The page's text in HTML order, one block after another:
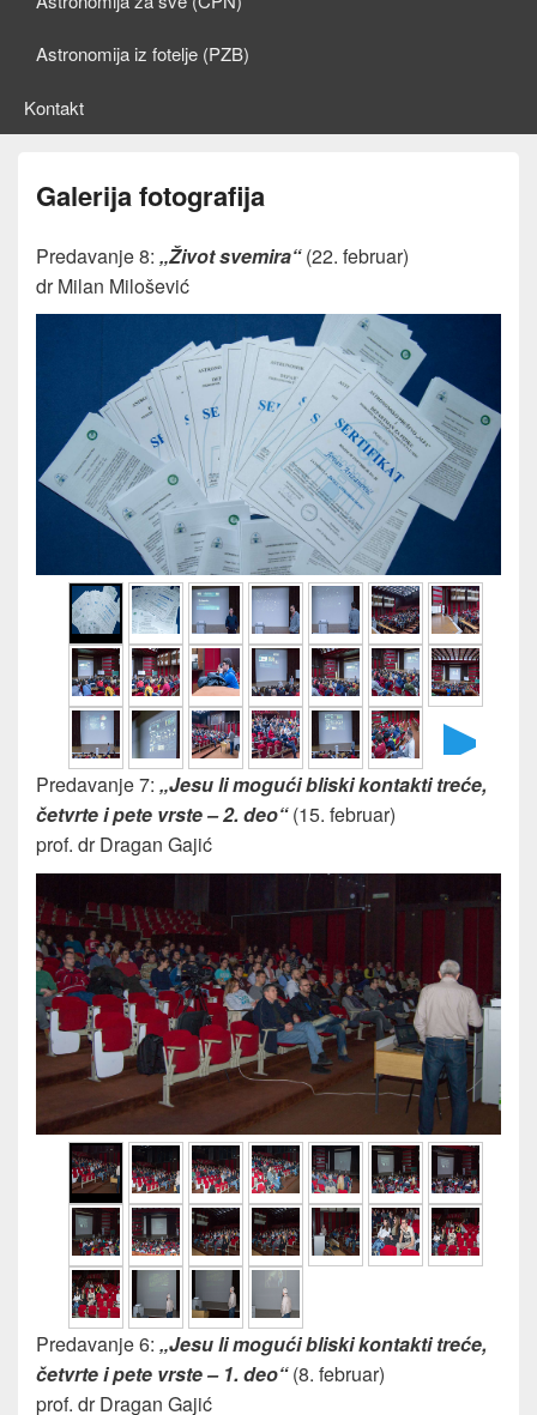
Astronomija iz fotelje (PZB)
Kontakt
Galerija fotografija
Predavanje 8: „Život svemira“(22. februar)
dr Milan Milošević
►
Predavanje 7: „Jesu li mogući bliski kontakti treće,
četvrte i pete vrste – 2. deo“(15. februar)
prof. dr Dragan Gajić
Predavanje 6: „Jesu li mogući bliski kontakti treće,
četvrte i pete vrste – 1. deo“(8. februar)
prof. dr Dragan Gajić